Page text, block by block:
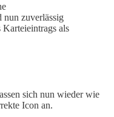
nun zuverlässig
Karteieintrags als
sich nun wieder wie
Icon an.